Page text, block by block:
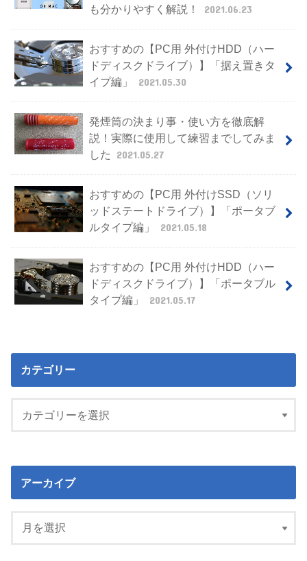
も分かりやすく解説！
2021.06.23
おすすめの【PC用 外付けHDD（ハー
ドディスクドライブ）】「据え置きタ
イプ編」
2021.05.30
発煙筒の決まり事・使い方を徹底解
説！実際に使用して練習までしてみま
した
2021.05.27
おすすめの【PC用 外付けSSD（ソリ
ッドステートドライブ）】「ポータブ
ルタイプ編」
2021.05.18
おすすめの【PC用 外付けHDD（ハー
ドディスクドライブ）】「ポータブル
タイプ編」
2021.05.17
カテゴリー
アーカイブ